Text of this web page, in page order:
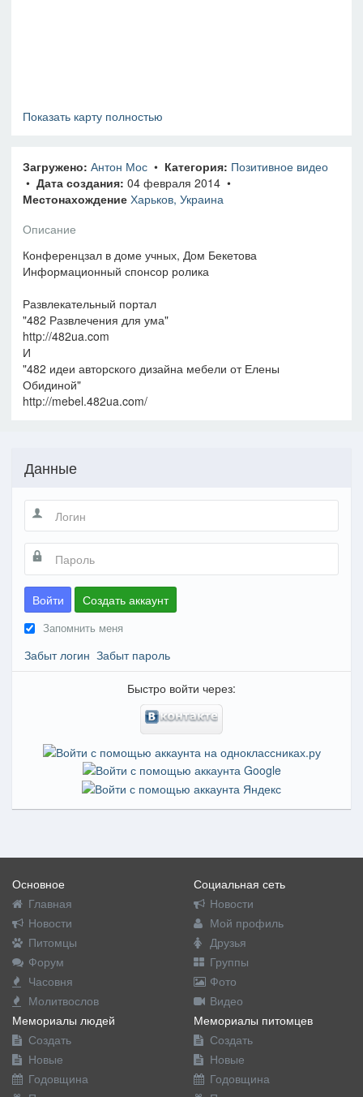
Показать карту полностью
Загружено: Антон Мос • Категория: Позитивное видео
• Дата создания: 04 февраля 2014 •
Местонахождение Харьков, Украина
Описание
Конференцзал в доме учных, Дом Бекетова
Информационный спонсор ролика
Развлекательный портал
"482 Развлечения для ума"
http://482ua.com
И
"482 идеи авторского дизайна мебели от Елены
Обидиной"
http://mebel.482ua.com/
Данные
Войти Создать аккаунт
Запомнить меня
Забыт логин Забыт пароль
Быстро войти через:
Основное
Главная
Новости
Питомцы
Форум
Часовня
Молитвослов
Социальная сеть
Новости
Мой профиль
Друзья
Группы
Фото
Видео
Мемориалы людей
Создать
Новые
Годовщина
Мемориалы питомцев
Создать
Новые
Годовщина